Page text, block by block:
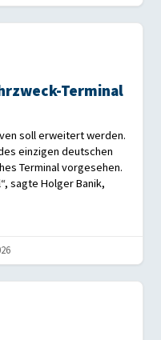
Terminal
soll erweitert werden.
einzigen deutschen
Terminal vorgesehen.
sagte Holger Banik,